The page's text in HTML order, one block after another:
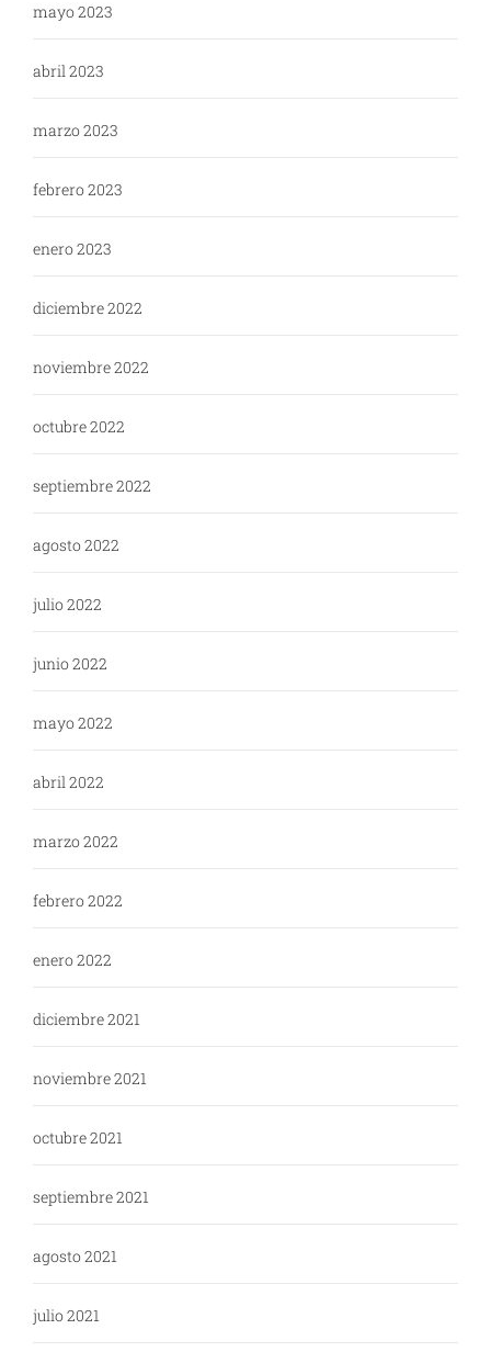
mayo 2023
abril 2023
marzo 2023
febrero 2023
enero 2023
diciembre 2022
noviembre 2022
octubre 2022
septiembre 2022
agosto 2022
julio 2022
junio 2022
mayo 2022
abril 2022
marzo 2022
febrero 2022
enero 2022
diciembre 2021
noviembre 2021
octubre 2021
septiembre 2021
agosto 2021
julio 2021